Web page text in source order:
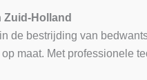
Holland
de bestrijding van
maat. Met professionele